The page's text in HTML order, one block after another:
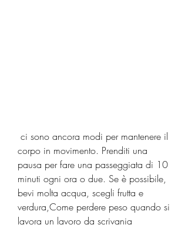
corpo in movimento. Prenditi una
pausa per fare una passeggiata di 10
minuti ogni ora o due. Se è possibile,
bevi molta acqua, scegli frutta e
verdura,Come perdere peso quando si
lavora un lavoro da scrivania